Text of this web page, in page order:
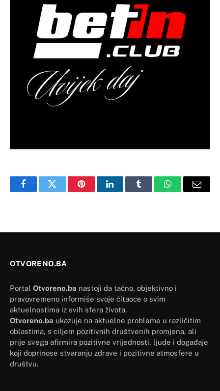
FacebookTwitter PinterestLinkedInTumblr WhatsAppEmail
OTVORENO.BA
Portal Otvoreno.ba nastoji da tačno, objektivno i
pravovremeno informiše svoje čitaoce o svim
aktuelnostima iz svih sfera života.
Otvoreno.ba ukazuje na aktuelne probleme u različitim
oblastima, s ciljem pozitivnih društvenih promjena, ali
prije svega afirmira pozitivne vrijednosti, ljude i događaje
koji doprinose stvaranju zdrave i pozitivne atmosfere u
društvu.